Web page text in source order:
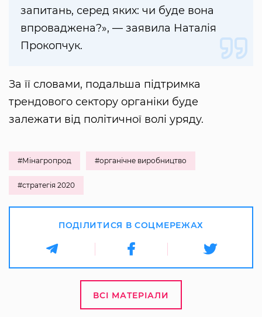
запитань, серед яких: чи буде вона
впроваджена?», — заявила Наталія
Прокопчук.
За її словами, подальша підтримка
трендового сектору органіки буде
залежати від політичної волі уряду.
#Мінагропрод #органічне виробництво
#стратегія 2020
ПОДІЛИТИСЯ В СОЦМЕРЕЖАХ
ВСІ МАТЕРІАЛИ